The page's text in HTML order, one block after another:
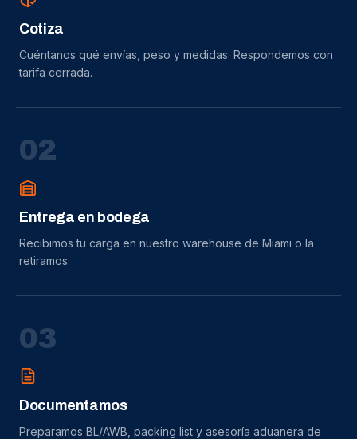
Cotiza
Cuéntanos qué envías, peso y medidas. Respondemos con
tarifa cerrada.
02
Entrega en bodega
Recibimos tu carga en nuestro warehouse de Miami o la
retiramos.
03
Documentamos
Preparamos BL/AWB, packing list y asesoría aduanera de